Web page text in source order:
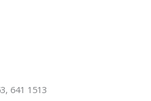
641 1513